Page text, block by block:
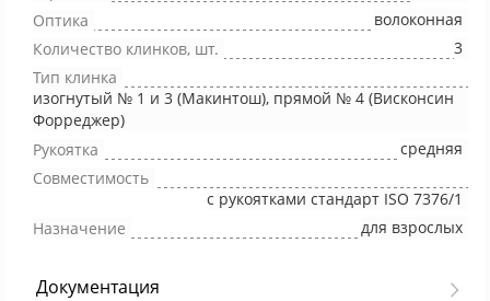
Оптика
волоконная
Количество клинков, шт.
3
Тип клинка
изогнутый № 1 и 3 (Mакинтош), прямой № 4 (Висконсин
Форреджер)
Рукоятка
средняя
Совместимость
с рукоятками стандарт ISO 7376/1
Назначение
для взрослых
Документация